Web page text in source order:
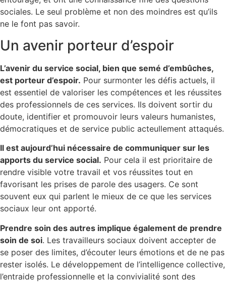
sociales. Le seul problème et non des moindres est qu’ils
ne le font pas savoir.
Un avenir porteur d’espoir
L’avenir du service social, bien que semé d’embûches,
est porteur d’espoir. Pour surmonter les défis actuels, il
est essentiel de valoriser les compétences et les réussites
des professionnels de ces services. Ils doivent sortir du
doute, identifier et promouvoir leurs valeurs humanistes,
démocratiques et de service public acteullement attaqués.
Il est aujourd’hui nécessaire de communiquer sur les
apports du service social. Pour cela il est prioritaire de
rendre visible votre travail et vos réussites tout en
favorisant les prises de parole des usagers. Ce sont
souvent eux qui parlent le mieux de ce que les services
sociaux leur ont apporté.
Prendre soin des autres implique également de prendre
soin de soi. Les travailleurs sociaux doivent accepter de
se poser des limites, d’écouter leurs émotions et de ne pas
rester isolés. Le développement de l’intelligence collective,
l’entraide professionnelle et la convivialité sont des